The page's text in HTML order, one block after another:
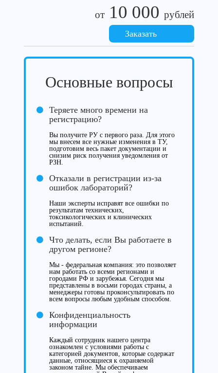
от 10 000 рублей
Заказать
Основные вопросы
Теряете много времени на
регистрацию?
Вы получите РУ с первого раза. Для этого
мы внесем все нужные изменения в ТУ,
подготовим весь пакет документации и
снизим риск получения уведомления от
РЗН.
Отказали в регистрации из-за
ошибок лабораторий?
Наши эксперты исправят все ошибки по
результатам технических,
токсикологических и клинических
испытаний.
Что делать, если Вы работаете в
другом регионе?
Мы - федеральная компания: это позволяет
нам работать со всеми регионами и
городами РФ и зарубежья. Сегодня мы
представлены в восьми городах страны, а
менеджеры готовы проконсультировать по
всем вопросы любым удобным способом.
Конфиденциальность
информации
Каждый сотрудник нашего центра
ознакомлен с условиями работы с
категорией документов, которые содержат
данные, относящиеся к охраняемой
законом тайне. Мы обеспечиваем